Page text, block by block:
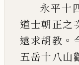
永平十
道士朝正之
遠求胡教 。
五岳十八山